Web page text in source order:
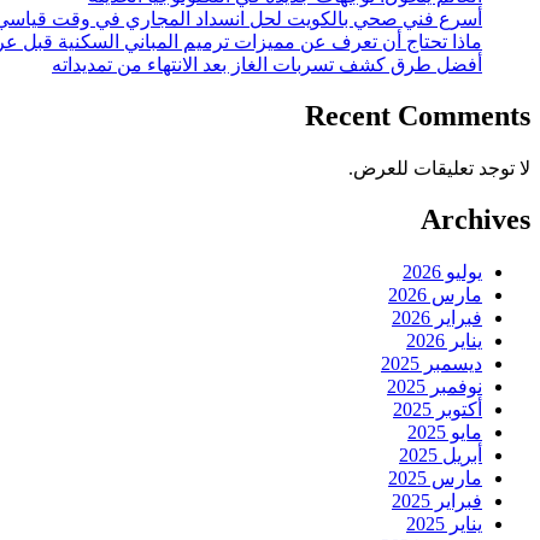
أسرع فني صحي بالكويت لحل انسداد المجاري في وقت
ماذا تحتاج أن تعرف عن مميزات ترميم المباني السكنية قبل
أفضل طرق كشف تسربات الغاز بعد الانتهاء من تمديداته
Recent Comments
لا توجد تعليقات للعرض.
Archives
يوليو 2026
مارس 2026
فبراير 2026
يناير 2026
ديسمبر 2025
نوفمبر 2025
أكتوبر 2025
مايو 2025
أبريل 2025
مارس 2025
فبراير 2025
يناير 2025